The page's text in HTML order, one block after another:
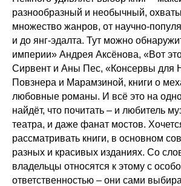
разнообразный и необычный,
множество жанров, от научно-
и до янг-эдалта. Тут можно
империи» Андрея Аксёнова, «Вот
Сирвент и Аны Пес, «Консервы для
Повзнера и Марамзиной, книги о
любовные романы. И всё это на
найдёт, что почитать – и любитель
театра, и даже фанат мостов.
рассматривать книги, в основном
разных и красивых изданиях. Со
владельцы относятся к этому с
ответственностью – они сами